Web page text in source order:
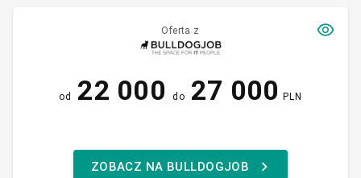
Oferta z
od 22 000 do 27 000 PLN
ZOBACZ NA BULLDOGJOB